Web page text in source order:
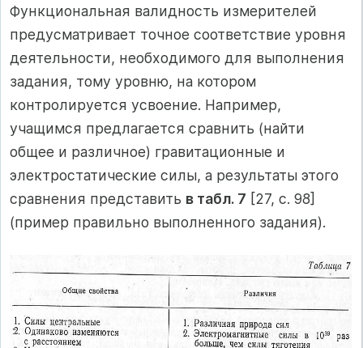
Функциональная валидность измерителей
предусматривает точное соответствие уровня
деятельности, необходимого для выполнения
задания, тому уровню, на котором
контролируется усвоение. Например,
учащимся предлагается сравнить (найти
общее и различное) гравитационные и
электростатические силы, а результаты этого
сравнения представить в табл. 7 [27, с. 98]
(пример правильно выполненного задания).